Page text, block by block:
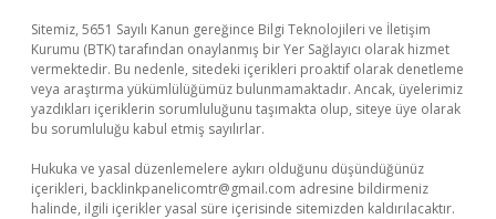
Sitemiz, 5651 Sayılı Kanun gereğince Bilgi Teknolojileri ve İletişim
Kurumu (BTK) tarafından onaylanmış bir Yer Sağlayıcı olarak hizmet
vermektedir. Bu nedenle, sitedeki içerikleri proaktif olarak denetleme
veya araştırma yükümlülüğümüz bulunmamaktadır. Ancak, üyelerimiz
yazdıkları içeriklerin sorumluluğunu taşımakta olup, siteye üye olarak
bu sorumluluğu kabul etmiş sayılırlar.
Hukuka ve yasal düzenlemelere aykırı olduğunu düşündüğünüz
içerikleri, backlinkpanelicomtr@gmail.com adresine bildirmeniz
halinde, ilgili içerikler yasal süre içerisinde sitemizden kaldırılacaktır.